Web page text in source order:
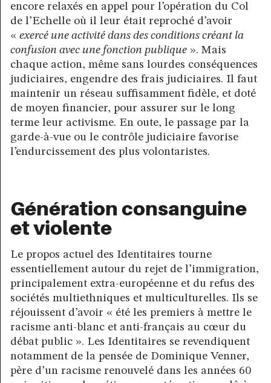
encore relaxés en appel pour l’opération du Col
de l’Echelle où il leur était reproché d’avoir
« exercé une activité dans des conditions créant la
confusion avec une fonction publique ». Mais
chaque action, même sans lourdes conséquences
judiciaires, engendre des frais judiciaires. Il faut
maintenir un réseau suffisamment fidèle, et doté
de moyen financier, pour assurer sur le long
terme leur activisme. En oute, le passage par la
garde-à-vue ou le contrôle judiciaire favorise
l’endurcissement des plus volontaristes.
Génération consanguine
et violente
Le propos actuel des Identitaires tourne
essentiellement autour du rejet de l’immigration,
principalement extra-européenne et du refus des
sociétés multiethniques et multiculturelles. Ils se
réjouissent d’avoir « été les premiers à mettre le
racisme anti-blanc et anti-français au cœur du
débat public ». Les Identitaires se revendiquent
notamment de la pensée de Dominique Venner,
père d’un racisme renouvelé dans les années 60